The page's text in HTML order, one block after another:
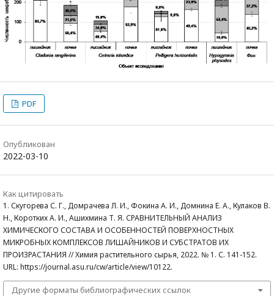
PDF
Опубликован
2022-03-10
Как цитировать
1. Скугорева С. Г., Домрачева Л. И., Фокина А. И., Домнина Е. А., Кулаков В.
Н., Коротких А. И., Ашихмина Т. Я. СРАВНИТЕЛЬНЫЙ АНАЛИЗ
ХИМИЧЕСКОГО СОСТАВА И ОСОБЕННОСТЕЙ ПОВЕРХНОСТНЫХ
МИКРОБНЫХ КОМПЛЕКСОВ ЛИШАЙНИКОВ И СУБСТРАТОВ ИХ
ПРОИЗРАСТАНИЯ // Химия растительного сырья, 2022. № 1. С. 141-152.
URL: https://journal.asu.ru/cw/article/view/10122.
Другие форматы библиографических ссылок